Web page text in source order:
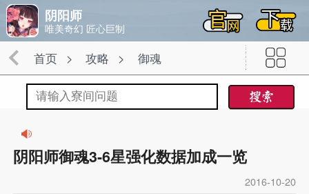
阴阳师
唯美奇幻 匠心巨制
首页 > 攻略 > 御魂
阴阳师御魂3-6星强化数据加成一览
2016-10-20